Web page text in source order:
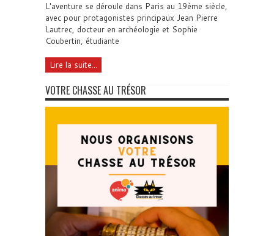
L'aventure se déroule dans Paris au 19ème siècle,
avec pour protagonistes principaux Jean Pierre
Lautrec, docteur en archéologie et Sophie
Coubertin, étudiante
Lire la suite...
VOTRE CHASSE AU TRÉSOR